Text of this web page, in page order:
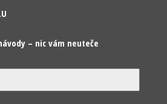
– nic vám neuteče